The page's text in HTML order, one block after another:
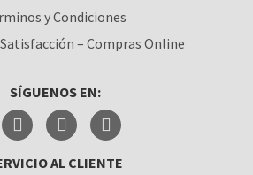
y Condiciones
– Compras Online
SÍGUENOS EN:
AL CLIENTE